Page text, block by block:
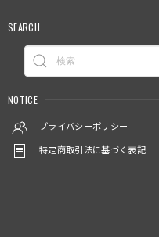
SEARCH
NOTICE
プライバシーポリシー
特定商取引法に基づく表記